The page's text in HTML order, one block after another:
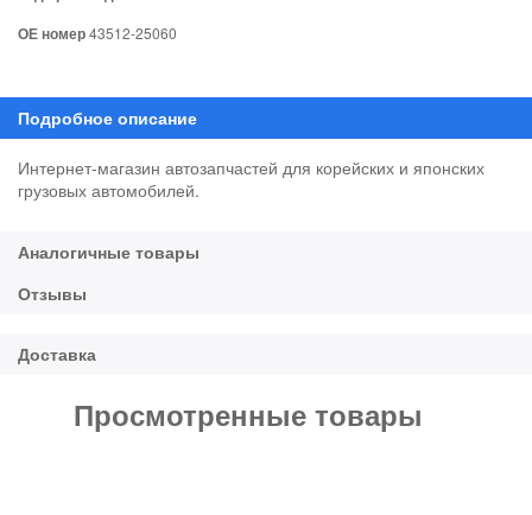
ОЕ номер43512-25060
Интернет-магазин автозапчастей для корейских и японских
грузовых автомобилей.
Просмотренные товары